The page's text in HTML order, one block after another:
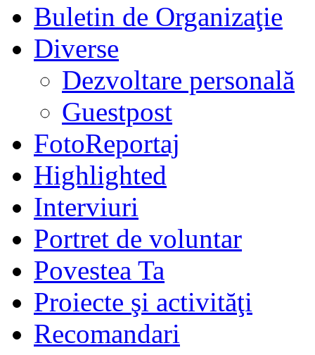
Buletin de Organizaţie
Diverse
Dezvoltare personală
Guestpost
FotoReportaj
Highlighted
Interviuri
Portret de voluntar
Povestea Ta
Proiecte şi activităţi
Recomandari